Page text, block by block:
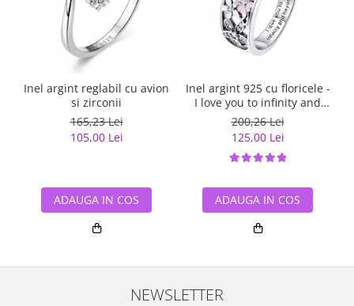
Inel argint reglabil cu avion
si zirconii
165,23 Lei
105,00 Lei
ADAUGA IN COS
Inel argint 925 cu floricele -
I love you to infinity and
beyond - Be Nature
IST0055
200,26 Lei
125,00 Lei
ADAUGA IN COS
NEWSLETTER